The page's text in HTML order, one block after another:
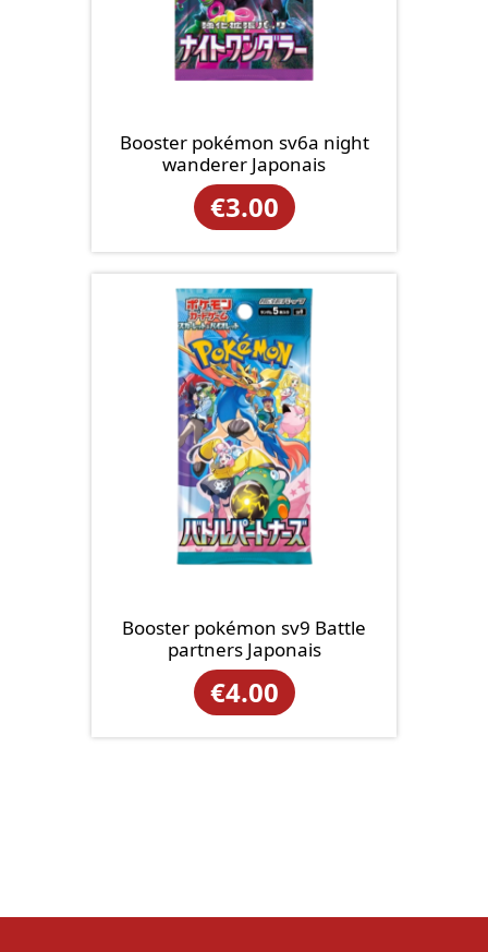
Booster pokémon sv6a night
wanderer Japonais
€3.00
Booster pokémon sv9 Battle
partners Japonais
€4.00